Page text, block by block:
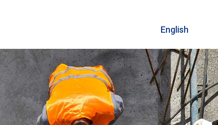
English